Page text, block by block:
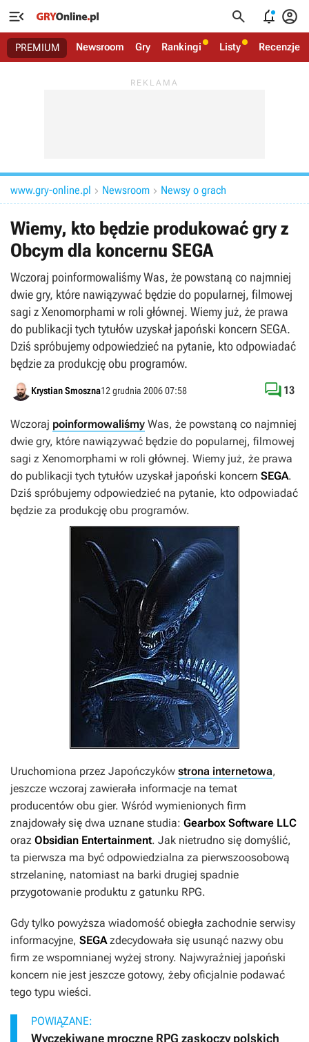
   
PREMIUM Newsroom Gry Rankingi Listy Recenzje
www.gry-online.pl  Newsroom  Newsy o grach
Wiemy, kto będzie produkować gry z
Obcym dla koncernu SEGA
Wczoraj poinformowaliśmy Was, że powstaną co najmniej
dwie gry, które nawiązywać będzie do popularnej, filmowej
sagi z Xenomorphami w roli głównej. Wiemy już, że prawa
do publikacji tych tytułów uzyskał japoński koncern SEGA.
Dziś spróbujemy odpowiedzieć na pytanie, kto odpowiadać
będzie za produkcję obu programów.
Krystian Smoszna12 grudnia 2006 07:58  13
Wczoraj poinformowaliśmy Was, że powstaną co najmniej
dwie gry, które nawiązywać będzie do popularnej, filmowej
sagi z Xenomorphami w roli głównej. Wiemy już, że prawa
do publikacji tych tytułów uzyskał japoński koncern SEGA.
Dziś spróbujemy odpowiedzieć na pytanie, kto odpowiadać
będzie za produkcję obu programów.
Uruchomiona przez Japończyków strona internetowa,
jeszcze wczoraj zawierała informacje na temat
producentów obu gier. Wśród wymienionych firm
znajdowały się dwa uznane studia: Gearbox Software LLC
oraz Obsidian Entertainment. Jak nietrudno się domyślić,
ta pierwsza ma być odpowiedzialna za pierwszoosobową
strzelaninę, natomiast na barki drugiej spadnie
przygotowanie produktu z gatunku RPG.
Gdy tylko powyższa wiadomość obiegła zachodnie serwisy
informacyjne, SEGAzdecydowała się usunąć nazwy obu
firm ze wspomnianej wyżej strony. Najwyraźniej japoński
koncern nie jest jeszcze gotowy, żeby oficjalnie podawać
tego typu wieści.
POWIĄZANE:
Wyczekiwane mroczne RPG zaskoczy polskich